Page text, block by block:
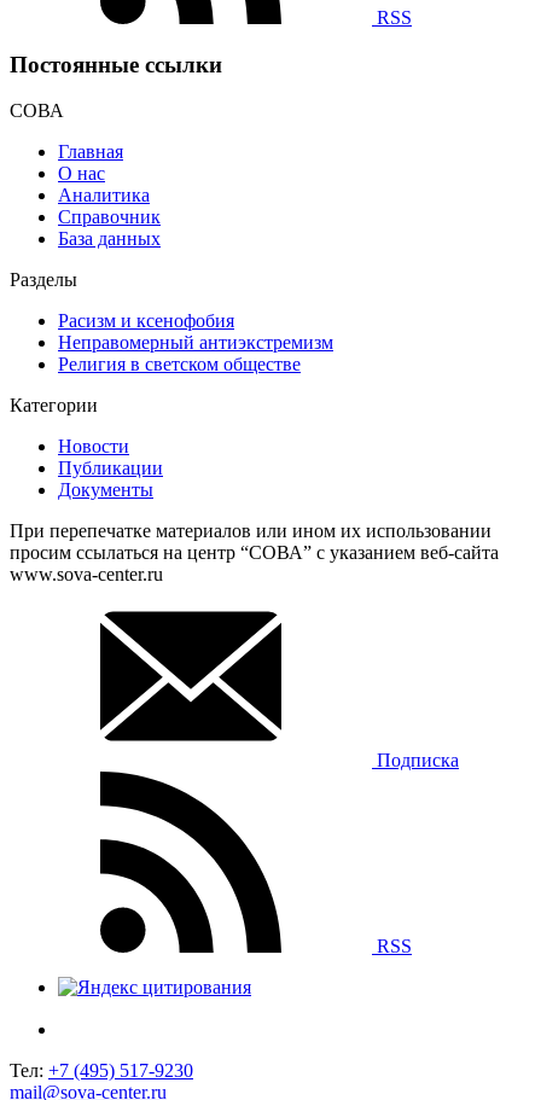
RSS
Постоянные ссылки
СОВА
Главная
О нас
Аналитика
Справочник
База данных
Разделы
Расизм и ксенофобия
Неправомерный антиэкстремизм
Религия в светском обществе
Категории
Новости
Публикации
Документы
При перепечатке материалов или ином их использовании
просим ссылаться на центр “СОВА” с указанием веб-сайта
www.sova-center.ru
Подписка
RSS
Тел: +7 (495) 517-9230
mail@sova-center.ru